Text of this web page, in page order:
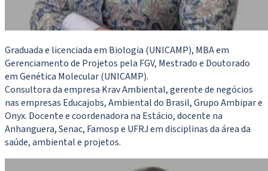
Graduada e licenciada em Biologia (UNICAMP), MBA em
Gerenciamento de Projetos pela FGV, Mestrado e Doutorado
em Genética Molecular (UNICAMP).
Consultora da empresa Krav Ambiental, gerente de negócios
nas empresas Educajobs, Ambiental do Brasil, Grupo Ambipar e
Onyx. Docente e coordenadora na Estácio, docente na
Anhanguera, Senac, Famosp e UFRJ em disciplinas da área da
saúde, ambiental e projetos.